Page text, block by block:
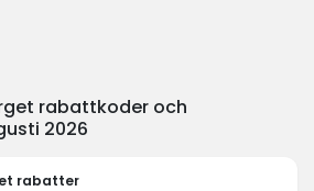
rabattkoder och
2026
rabatter